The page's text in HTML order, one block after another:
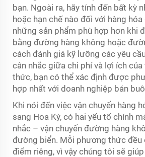
bạn. Ngoài ra, hãy tính đến bất kỳ
hoặc hạn chế nào đối với hàng hóa
những sản phẩm phù hợp hơn khi
bằng đường hàng không hoặc
cách đánh giá kỹ lưỡng các yêu
cân nhắc giữa chi phí và lợi ích
thức, bạn có thể xác định được
hợp nhất với doanh nghiệp bán
Khi nói đến việc vận chuyển hàng
sang Hoa Kỳ, có hai yếu tố chính
nhắc – vận chuyển đường hàng
đường biển. Mỗi phương thức đều
điểm riêng, vì vậy chúng tôi sẽ